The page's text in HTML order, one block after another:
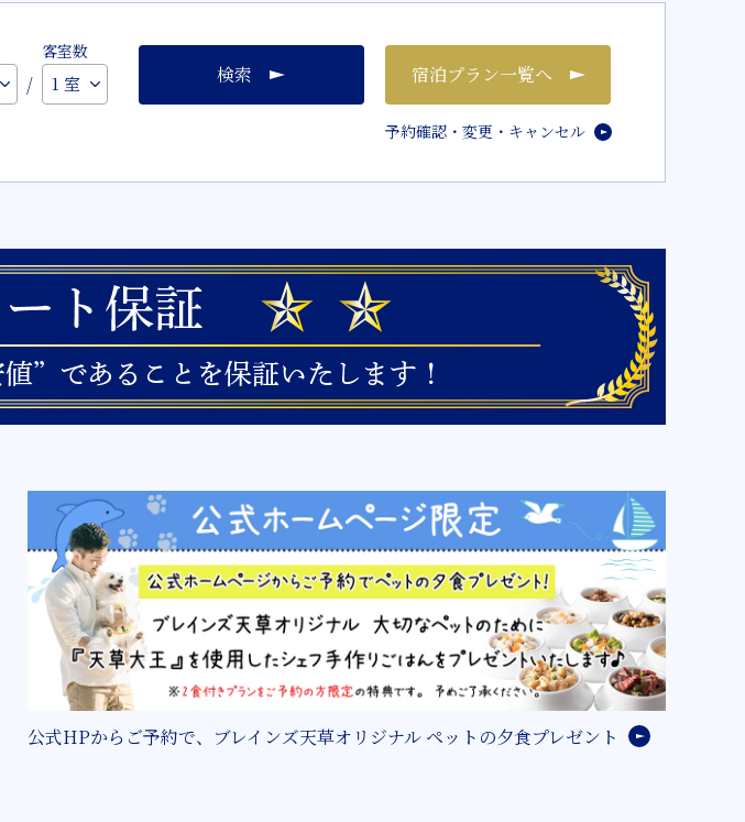
/
客室数
検索 宿泊プラン一覧へ
予約確認・変更・キャンセル
公式HPからご予約で、ブレインズ天草オリジナル ペットの夕食プレゼント